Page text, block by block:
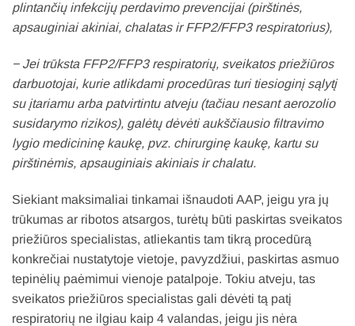
plintančių infekcijų perdavimo prevencijai (pirštinės,
apsauginiai akiniai, chalatas ir FFP2/FFP3 respiratorius),
− Jei trūksta FFP2/FFP3 respiratorių, sveikatos priežiūros
darbuotojai, kurie atlikdami procedūras turi tiesioginį sąlytį
su įtariamu arba patvirtintu atveju (tačiau nesant aerozolio
susidarymo rizikos), galėtų dėvėti aukščiausio filtravimo
lygio medicininę kaukę, pvz. chirurginę kaukę, kartu su
pirštinėmis, apsauginiais akiniais ir chalatu.
Siekiant maksimaliai tinkamai išnaudoti AAP, jeigu yra jų
trūkumas ar ribotos atsargos, turėtų būti paskirtas sveikatos
priežiūros specialistas, atliekantis tam tikrą procedūrą
konkrečiai nustatytoje vietoje, pavyzdžiui, paskirtas asmuo
tepinėlių paėmimui vienoje patalpoje. Tokiu atveju, tas
sveikatos priežiūros specialistas gali dėvėti tą patį
respiratorių ne ilgiau kaip 4 valandas, jeigu jis nėra